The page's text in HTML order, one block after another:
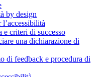
by design
e criteri di successo
una dichiarazione di
di feedback e procedura di